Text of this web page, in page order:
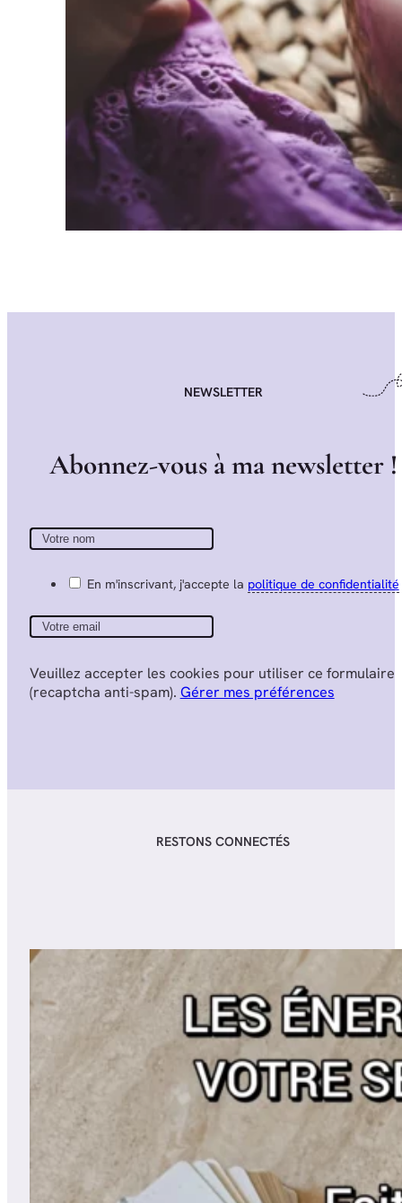
NEWSLETTER
Abonnez-vous àmanewsletter !
En m'inscrivant, j'accepte la politique de confidentialité
Veuillez accepter les cookies pour utiliser ce formulaire
(recaptcha anti-spam). Gérer mes préférences
RESTONS CONNECTÉS